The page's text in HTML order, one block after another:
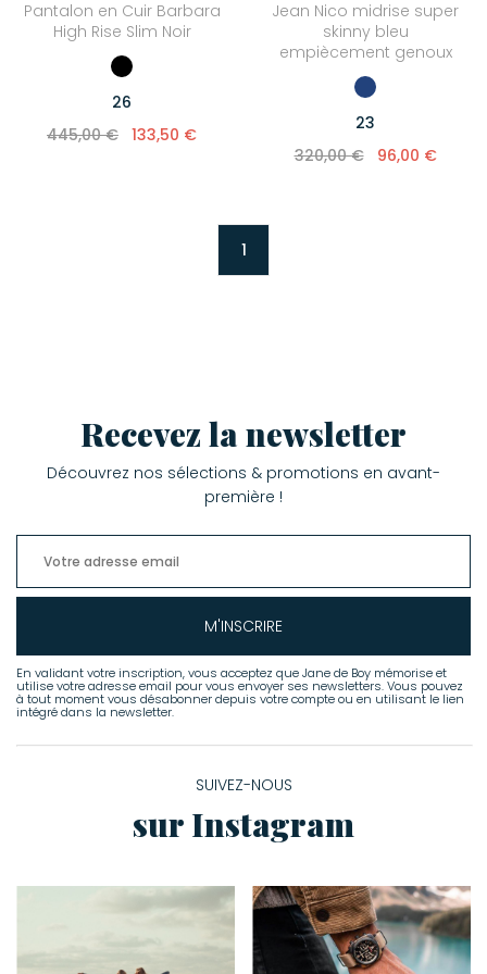
K.Jacques
Maison Saint Julien
Majestic Filatures
Stone Paris
UGG®
Pantalon en Cuir Barbara
High Rise Slim Noir
26
445,00 € 133,50 €
Jean Nico midrise super
skinny bleu
empiècement genoux
23
320,00 €
96,00 €
1
Recevez la newsletter
Découvrez nos sélections & promotions en avant-
première !
M'INSCRIRE
En validant votre inscription, vous acceptez que Jane de Boy mémorise et
utilise votre adresse email pour vous envoyer ses newsletters. Vous pouvez
à tout moment vous désabonner depuis votre compte ou en utilisant le lien
intégré dans la newsletter.
SUIVEZ-NOUS
sur Instagram